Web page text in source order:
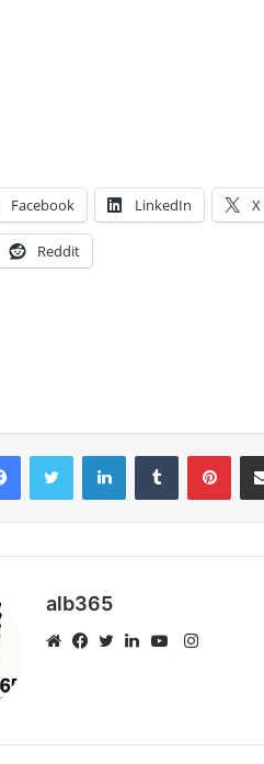
Facebook LinkedIn X
Reddit
FacebookTwitter LinkedInTumblr
alb365
Instagram